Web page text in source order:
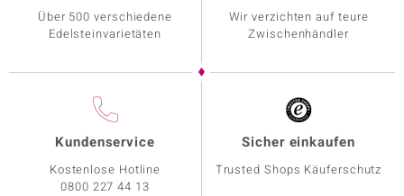
Über 500 verschiedene
Edelsteinvarietäten
Wir verzichten auf teure
Zwischenhändler
Kundenservice
Kostenlose Hotline
0800 227 44 13
Sicher einkaufen
Trusted Shops Käuferschutz